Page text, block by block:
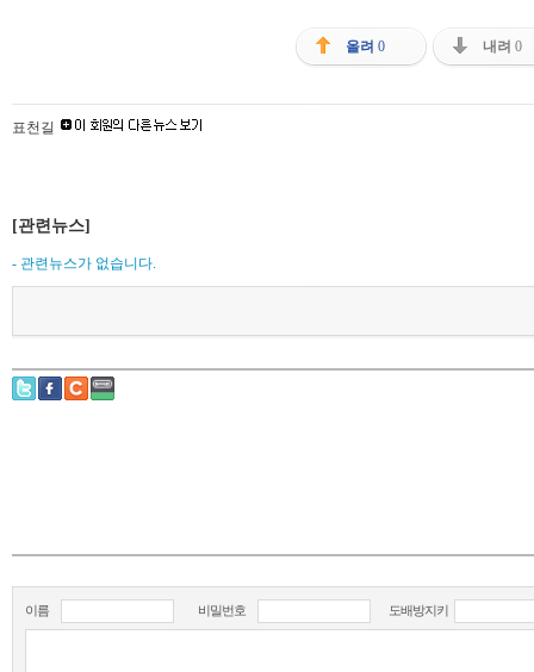
올려 0 내려 0
표천길
[관련뉴스]
- 관련뉴스가 없습니다.